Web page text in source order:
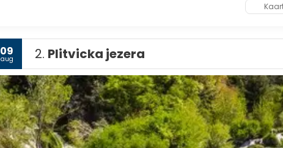
09
aug 2. Plitvicka jezera